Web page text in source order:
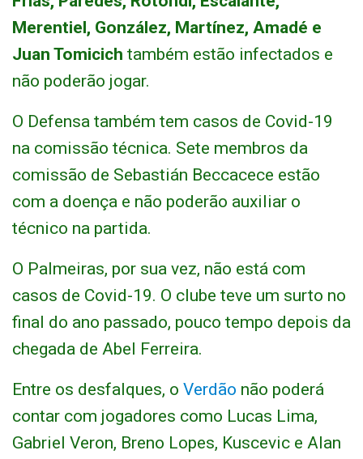
Merentiel, González, Martínez, Amadé e
Juan Tomicich também estão infectados e
não poderão jogar.
O Defensa também tem casos de Covid-19
na comissão técnica. Sete membros da
comissão de Sebastián Beccacece estão
com a doença e não poderão auxiliar o
técnico na partida.
O Palmeiras, por sua vez, não está com
casos de Covid-19. O clube teve um surto no
final do ano passado, pouco tempo depois da
chegada de Abel Ferreira.
Entre os desfalques, o Verdão não poderá
contar com jogadores como Lucas Lima,
Gabriel Veron, Breno Lopes, Kuscevic e Alan